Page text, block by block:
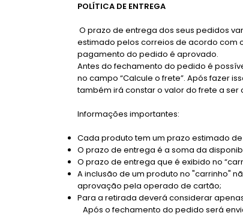
POLÍTICA DE ENTREGA
O prazo de entrega dos seus pedidos
estimado pelos correios de acordo com
pagamento do pedido é aprovado.
Antes do fechamento do pedido é
no campo “Calcule o frete”. Após fazer
também irá constar o valor do frete a
Informações importantes:
Cada produto tem um prazo estimado
O prazo de entrega é a soma da
O prazo de entrega que é exibido no
A inclusão de um produto no "carrinho"
aprovação pela operado de cartão;
Para a retirada deverá considerar
Após o fechamento do pedido será